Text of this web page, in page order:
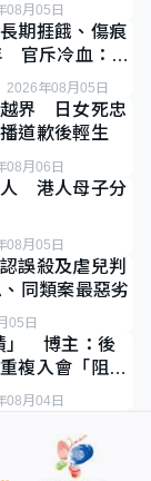
08月05日
期捱餓、傷痕
官斥冷血：同
2026年08月05日
越界 日女死忠
道歉後輕生
08月06日
人 港人母子分
08月05日
誤殺及虐兒判
同類案最惡劣
05日
」 博主：後
複入會「阻止
08月04日